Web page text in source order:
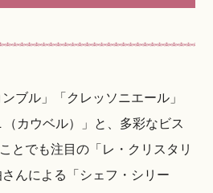
ブル」「クレッソニエール」
（カウベル）」と、多彩なビス
とでも注目の「レ・クリスタリ
んによる「シェフ・シリー